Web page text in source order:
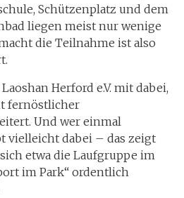
Schützenplatz und dem
liegen meist nur wenige
die Teilnahme ist also
Herford e.V. mit dabei,
fernöstlicher
Und wer einmal
vielleicht dabei – das zeigt
etwa die Laufgruppe im
im Park“ ordentlich